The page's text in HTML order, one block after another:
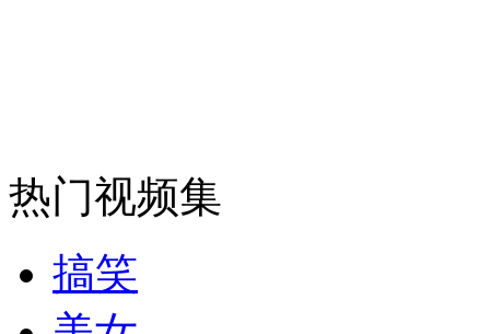
走！跟着总书记去植树
热门视频集
搞笑